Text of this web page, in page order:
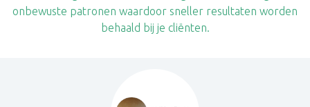
onbewuste patronen waardoor sneller resultaten worden
behaald bij je cliënten.